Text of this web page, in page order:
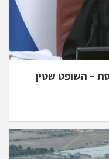
– השופט שטין